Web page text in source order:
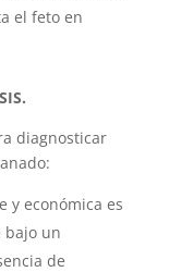
el feto en
diagnosticar
y económica es
bajo un
de